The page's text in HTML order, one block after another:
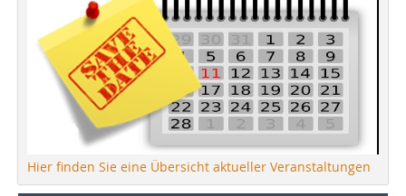
Hier finden Sie eine Übersicht aktueller Veranstaltungen